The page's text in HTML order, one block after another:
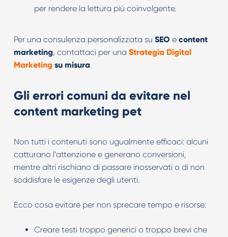
per rendere la lettura più coinvolgente.
Per una consulenza personalizzata su SEO e content
marketing, contattaci per una Strategia Digital
Marketing su misura.
Gli errori comuni da evitare nel
content marketing pet
Non tutti i contenuti sono ugualmente efficaci: alcuni
catturano l’attenzione e generano conversioni,
mentre altri rischiano di passare inosservati o di non
soddisfare le esigenze degli utenti.
Ecco cosa evitare per non sprecare tempo e risorse:
Creare testi troppo generici o troppo brevi che